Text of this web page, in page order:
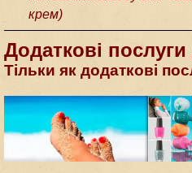
крем)
Додатковi
Тільки як додатковi